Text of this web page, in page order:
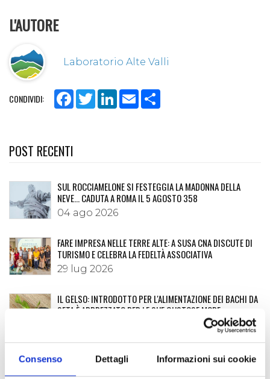
Consenso Dettagli Informazioni sui cookie
L'AUTORE
Laboratorio Alte Valli
CONDIVIDI: Facebook
TwitterLinkedIn
Email
POST RECENTI
SUL ROCCIAMELONE SI FESTEGGIA LA MADONNA DELLA
NEVE… CADUTA A ROMA IL 5 AGOSTO 358
04 ago 2026
FARE IMPRESA NELLE TERRE ALTE: A SUSA CNA DISCUTE DI
TURISMO E CELEBRA LA FEDELTÀ ASSOCIATIVA
29 lug 2026
IL GELSO: INTRODOTTO PER L'ALIMENTAZIONE DEI BACHI DA
SETA È APPREZZATO PER LE SUE GUSTOSE MORE
I MARRONS DEL MONCENISIO: UNA STORIA LUNGA OLTRE
DIECI SECOLI